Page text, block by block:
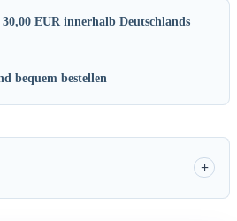
EUR innerhalb Deutschlands
bequem bestellen